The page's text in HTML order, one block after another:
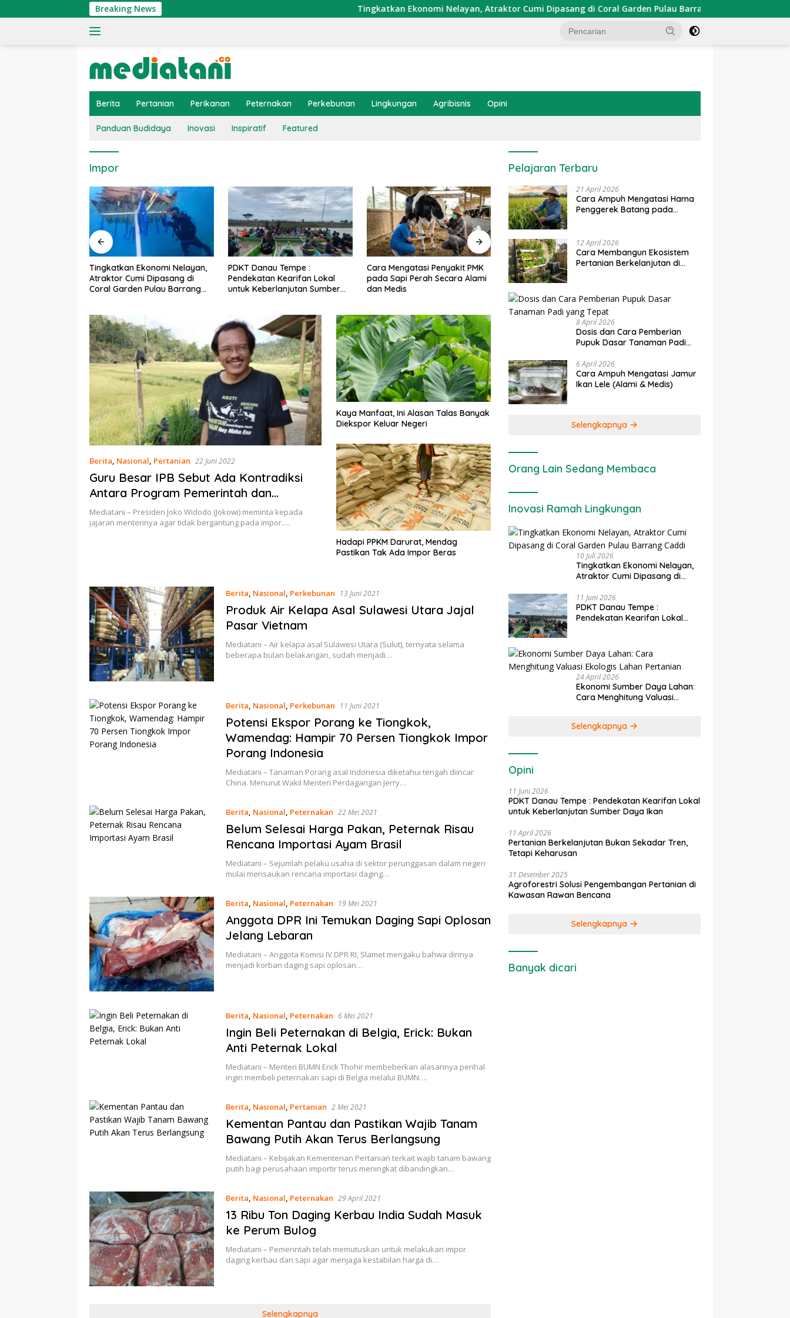
ke
Breaking News Tingkatkan Ekonomi Nelayan, Atraktor Cumi Dipasang di Coral Garden Pulau Barrang Caddi
Berita Pertanian Perikanan Peternakan Perkebunan Lingkungan Agribisnis Opini
Panduan Budidaya Inovasi Inspiratif Featured
Impor
PDKT Danau Tempe :
Pendekatan Kearifan Lokal
untuk Keberlanjutan Sumber
Cara Mengatasi Penyakit PMK
pada Sapi Perah Secara Alami
dan Medis
Dosis dan Cara Pemupukan
Tanaman Padi pada Fase
Vegetatif Aktif yang Tepat
Penerapan IoT dalam
Pertanian Modern di Indonesia
Ekonomi Sumber Daya Lahan:
Berita, Nasional, Pertanian 22 Juni 2022
Guru Besar IPB Sebut Ada Kontradiksi
Antara Program Pemerintah dan
Realisasinya
Mediatani – Presiden Joko Widodo (Jokowi) meminta kepada
jajaran menterinya agar tidak bergantung pada impor….
Kaya Manfaat, Ini Alasan Talas Banyak
Diekspor Keluar Negeri
Hadapi PPKM Darurat, Mendag
Pastikan Tak Ada Impor Beras
Berita, Nasional, Perkebunan 13 Juni 2021
Produk Air Kelapa Asal Sulawesi Utara Jajal
Pasar Vietnam
Mediatani – Air kelapa asal Sulawesi Utara (Sulut), ternyata selama
beberapa bulan belakangan, sudah menjadi…
Berita, Nasional, Perkebunan 11 Juni 2021
Potensi Ekspor Porang ke Tiongkok,
Wamendag: Hampir 70 Persen Tiongkok Impor
Porang Indonesia
Mediatani – Tanaman Porang asal Indonesia diketahui tengah diincar
China. Menurut Wakil Menteri Perdagangan Jerry…
Berita, Nasional, Peternakan 22 Mei 2021
Belum Selesai Harga Pakan, Peternak Risau
Rencana Importasi Ayam Brasil
Mediatani – Sejumlah pelaku usaha di sektor perunggasan dalam negeri
mulai merisaukan rencana importasi daging…
Berita, Nasional, Peternakan 19 Mei 2021
Anggota DPR Ini Temukan Daging Sapi Oplosan
Jelang Lebaran
Mediatani – Anggota Komisi IV DPR RI, Slamet mengaku bahwa dirinya
menjadi korban daging sapi oplosan…
Berita, Nasional, Peternakan 6 Mei 2021
Ingin Beli Peternakan di Belgia, Erick: Bukan
Anti Peternak Lokal
Mediatani – Menteri BUMN Erick Thohir membeberkan alasannya perihal
ingin membeli peternakan sapi di Belgia melalui BUMN….
Berita, Nasional, Pertanian 2 Mei 2021
Kementan Pantau dan Pastikan Wajib Tanam
Bawang Putih Akan Terus Berlangsung
Mediatani – Kebijakan Kementerian Pertanian terkait wajib tanam bawang
putih bagi perusahaan importir terus meningkat dibandingkan…
Berita, Nasional, Peternakan 29 April 2021
13 Ribu Ton Daging Kerbau India Sudah Masuk
ke Perum Bulog
Mediatani – Pemerintah telah memutuskan untuk melakukan impor
daging kerbau dan sapi agar menjaga kestabilan harga di…
Selengkapnya
Pelajaran Terbaru
21 April 2026
Cara Ampuh Mengatasi Hama
Penggerek Batang pada
12 April 2026
Cara Membangun Ekosistem
Pertanian Berkelanjutan di
8 April 2026
Dosis dan Cara Pemberian
Pupuk Dasar Tanaman Padi
6 April 2026
Cara Ampuh Mengatasi Jamur
Ikan Lele (Alami & Medis)
Selengkapnya
Orang Lain Sedang Membaca
Inovasi Ramah Lingkungan
10 Juli 2026
Tingkatkan Ekonomi Nelayan,
Atraktor Cumi Dipasang di
Caddi
11 Juni 2026
PDKT Danau Tempe :
Pendekatan Kearifan Lokal
24 April 2026
Ekonomi Sumber Daya Lahan:
Cara Menghitung Valuasi
Selengkapnya
Opini
11 Juni 2026
PDKT Danau Tempe : Pendekatan Kearifan Lokal
untuk Keberlanjutan Sumber Daya Ikan
11 April 2026
Pertanian Berkelanjutan Bukan Sekadar Tren,
Tetapi Keharusan
31 Desember 2025
Agroforestri Solusi Pengembangan Pertanian di
Kawasan Rawan Bencana
Selengkapnya
Banyak dicari